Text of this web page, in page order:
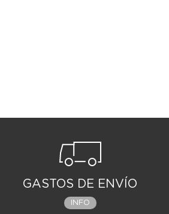
GASTOS DE ENVÍO
INFO